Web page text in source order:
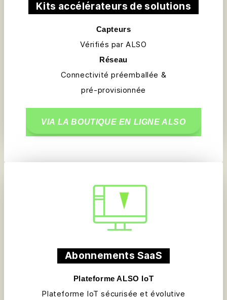
Kits accélérateurs de solutions
Capteurs
Vérifiés par ALSO
Réseau
Connectivité préemballée &
pré-provisionnée
VIA LA BOUTIQUE EN LIGNE ALSO
Abonnements SaaS
Plateforme ALSO IoT
Plateforme IoT sécurisée et évolutive